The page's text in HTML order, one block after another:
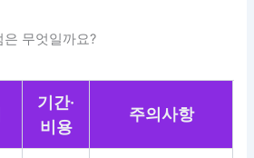
무엇일까요?
기간·
비용
주의사항